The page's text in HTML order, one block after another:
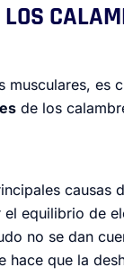
musculares, es
de los
causas
equilibrio de
no se dan
hace que la